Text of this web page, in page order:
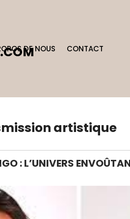
DE NOUS CONTACT
artistique
: L’UNIVERS